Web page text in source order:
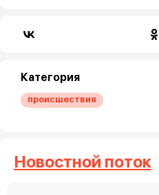
Категория
происшествия
Новостной поток